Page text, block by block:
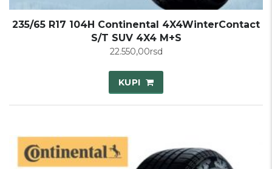
235/65 R17 104H Continental 4X4WinterContact
S/T SUV 4X4 M+S
22.550,00rsd
KUPI